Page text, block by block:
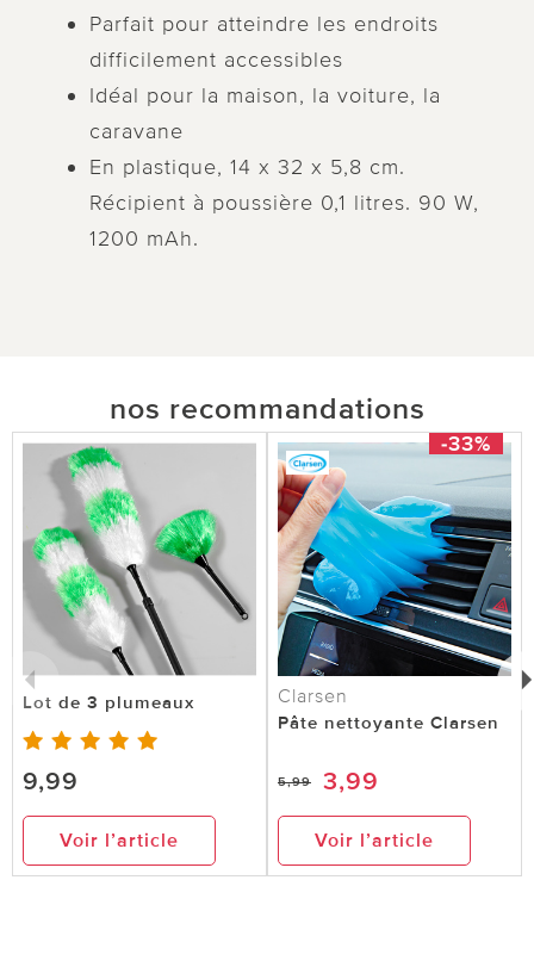
Parfait pour atteindre les endroits
difficilement accessibles
Idéal pour la maison, la voiture, la
caravane
En plastique, 14 x 32 x 5,8 cm.
Récipient à poussière 0,1 litres. 90 W,
1200 mAh.
nos recommandations
Lot de 3 plumeaux
9,99
Voir l’article
-33%
Clarsen
Pâte nettoyante Clarsen
5,99 3,99
Voir l’article